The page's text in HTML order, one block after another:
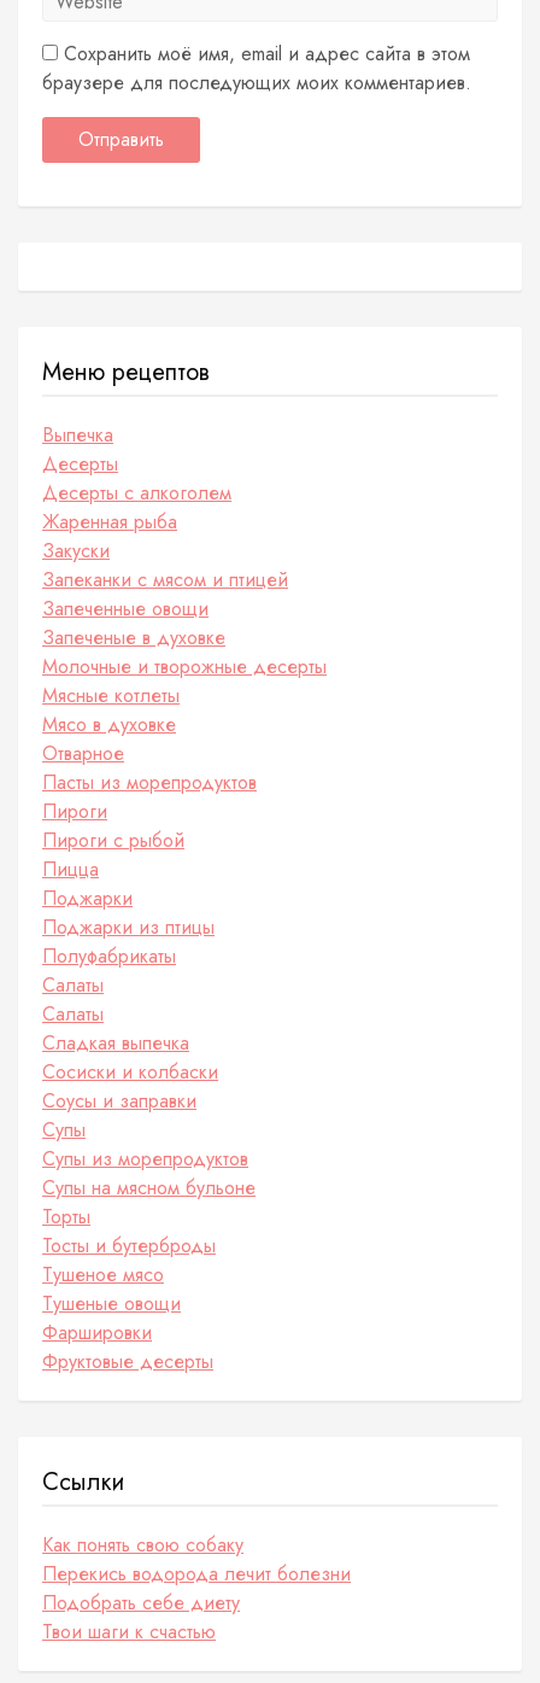
Сохранить моё имя, email и адрес сайта в этом
браузере для последующих моих комментариев.
Меню рецептов
Выпечка
Десерты
Десерты с алкоголем
Жаренная рыба
Закуски
Запеканки с мясом и птицей
Запеченные овощи
Запеченые в духовке
Молочные и творожные десерты
Мясные котлеты
Мясо в духовке
Отварное
Пасты из морепродуктов
Пироги
Пироги с рыбой
Пицца
Поджарки
Поджарки из птицы
Полуфабрикаты
Салаты
Салаты
Сладкая выпечка
Сосиски и колбаски
Соусы и заправки
Супы
Супы из морепродуктов
Супы на мясном бульоне
Торты
Тосты и бутерброды
Тушеное мясо
Тушеные овощи
Фаршировки
Фруктовые десерты
Ссылки
Как понять свою собаку
Перекись водорода лечит болезни
Подобрать себе диету
Твои шаги к счастью